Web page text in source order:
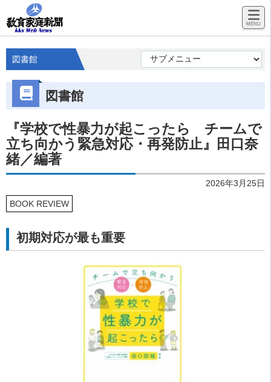
図書館
図書館
『学校で性暴力が起こったら チームで
立ち向かう緊急対応・再発防止』田口奈
緒／編著
2026年3月25日
BOOK REVIEW
初期対応が最も重要